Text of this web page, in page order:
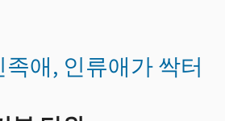
애, 인류애가 싹터